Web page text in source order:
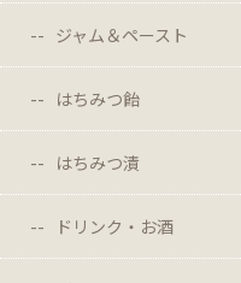
ジャム＆ペースト
はちみつ飴
はちみつ漬
ドリンク・お酒